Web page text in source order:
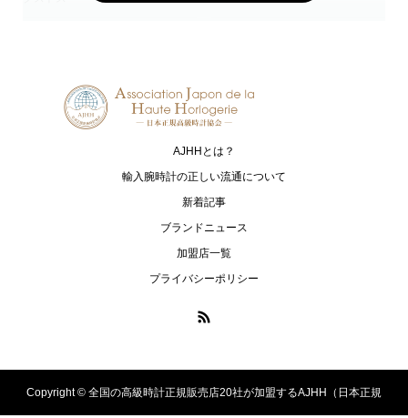
G-SHOCK
ジーショック
HARRY WINSTON
ハリー・ウィンストン
I.T.A.
アイ･ティー･エー
アイ・ダブリュー・シー シャフハ
ローリーロドキン
エムアールジー エムティージー
AJHHとは？
輸入腕時計の正しい流通について
新着記事
ブランドニュース
加盟店一覧
プライバシーポリシー
Copyright © 全国の高級時計正規販売店20社が加盟するAJHH（日本正規